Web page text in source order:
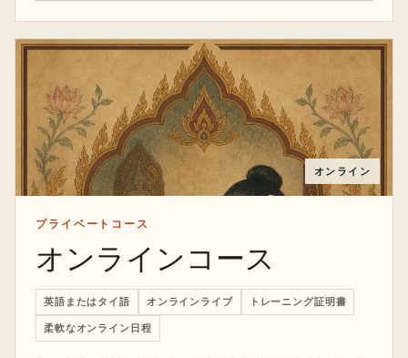
オンライン
プライベートコース
オンラインコース
英語またはタイ語 オンラインライブ トレーニング証明書
柔軟なオンライン日程